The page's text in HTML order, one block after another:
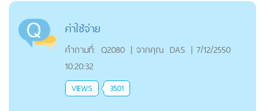
ค่าใช้จ่าย
คำถามที่: Q2080 | จากคุณ DAS | 7/12/2550
10:20:32
VIEWS 3501